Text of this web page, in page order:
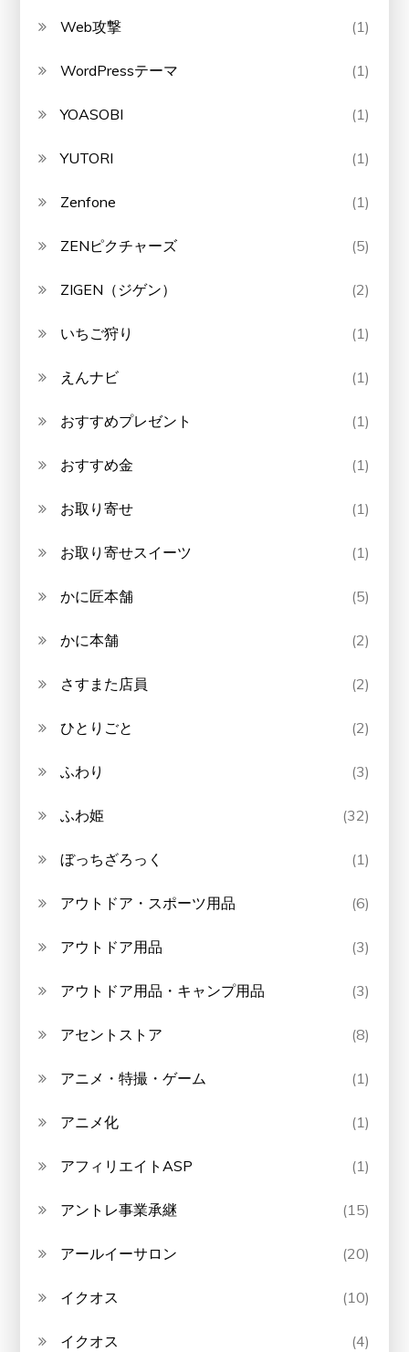
Web攻撃 (1)
WordPressテーマ (1)
YOASOBI (1)
YUTORI (1)
Zenfone (1)
ZENピクチャーズ (5)
ZIGEN（ジゲン） (2)
いちご狩り (1)
えんナビ (1)
おすすめプレゼント (1)
おすすめ金 (1)
お取り寄せ (1)
お取り寄せスイーツ (1)
かに匠本舗 (5)
かに本舗 (2)
さすまた店員 (2)
ひとりごと (2)
ふわり (3)
ふわ姫 (32)
ぼっちざろっく (1)
アウトドア・スポーツ用品 (6)
アウトドア用品 (3)
アウトドア用品・キャンプ用品 (3)
アセントストア (8)
アニメ・特撮・ゲーム (1)
アニメ化 (1)
アフィリエイトASP (1)
アントレ事業承継 (15)
アールイーサロン (20)
イクオス (10)
イクオス (4)